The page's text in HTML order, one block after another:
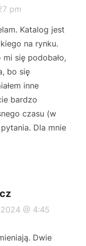
pm
Katalog jest
na rynku.
się podobało,
bo się
inne
bardzo
czasu (w
Dla mnie
@ 4:45
Dwie